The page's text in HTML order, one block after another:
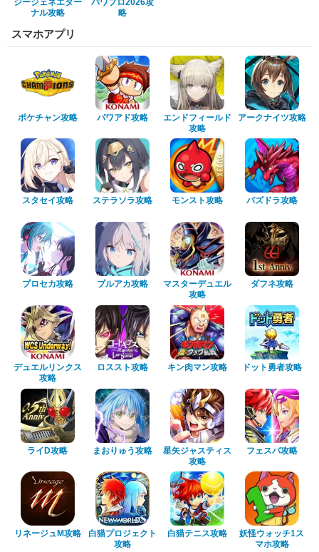
ナル攻略
略
スマホアプリ
ポケチャン攻略 パワアド攻略
エンドフィールド
攻略
アークナイツ攻略
スタセイ攻略 ステラソラ攻略 モンスト攻略 パズドラ攻略
プロセカ攻略 ブルアカ攻略
マスターデュエル
攻略
ダフネ攻略
デュエルリンクス
攻略
ロススト攻略 キン肉マン攻略 ドット勇者攻略
ライD攻略 まおりゅう攻略
星矢ジャスティス
攻略
フェスバ攻略
リネージュM攻略
白猫プロジェクト
攻略
白猫テニス攻略
妖怪ウォッチ1ス
マホ攻略